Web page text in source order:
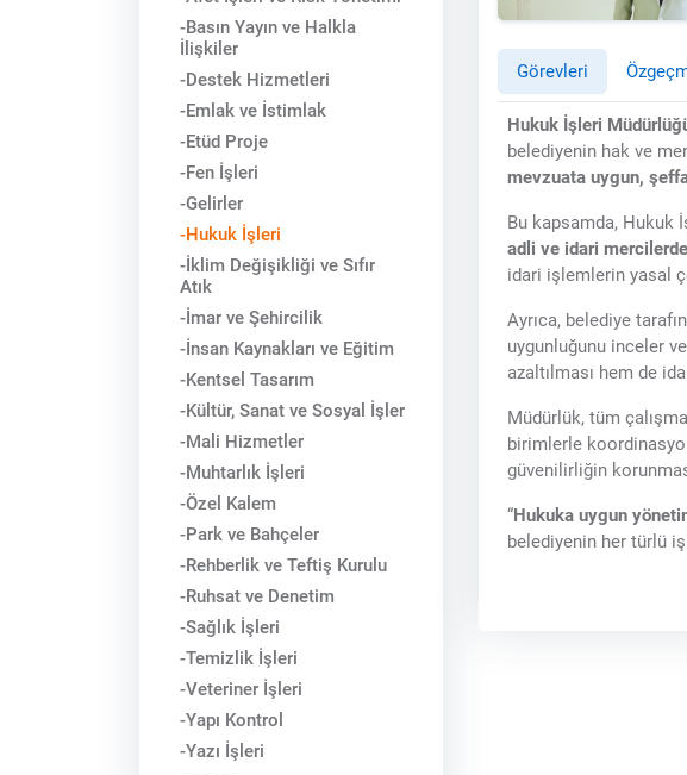
-Basın Yayın ve Halkla
İlişkiler
-Destek Hizmetleri
-Emlak ve İstimlak
-Etüd Proje
-Fen İşleri
-Gelirler
-Hukuk İşleri
-İklim Değişikliği ve Sıfır
Atık
-İmar ve Şehircilik
-İnsan Kaynakları ve Eğitim
-Kentsel Tasarım
-Kültür, Sanat ve Sosyal İşler
-Mali Hizmetler
-Muhtarlık İşleri
-Özel Kalem
-Park ve Bahçeler
-Rehberlik ve Teftiş Kurulu
-Ruhsat ve Denetim
-Sağlık İşleri
-Temizlik İşleri
-Veteriner İşleri
-Yapı Kontrol
-Yazı İşleri
Görevleri
Hukuk İşleri
belediyenin hak ve
mevzuata uygun,
Bu kapsamda, Hukuk
adli ve idari
idari işlemlerin yasal
Ayrıca, belediye
uygunluğunu inceler
azaltılması hem de
Müdürlük, tüm
birimlerle
güvenilirliğin
“Hukuka uygun
belediyenin her türlü